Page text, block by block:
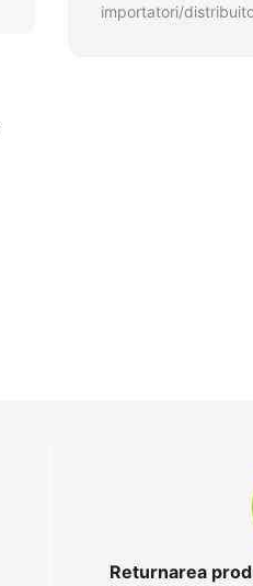
importatori/
Returnarea